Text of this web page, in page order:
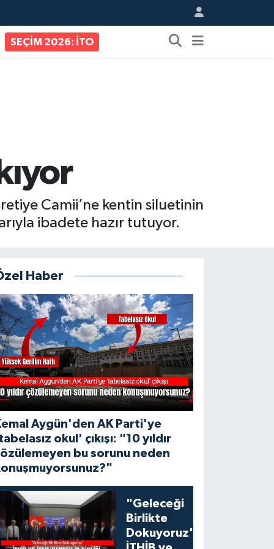
SEÇİM 2026: İTO
Camii’ne kentin siluetinin
ibadete hazır tutuyor.
Haber
Aygün'den AK Parti'ye
okul' çıkışı: "10 yıldır
bu sorunu neden
"Geleceği
Birlikte
Dokuyoruz":